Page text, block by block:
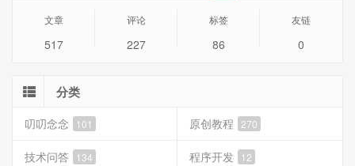
文章
517
评论
227
标签
86
友链
0
分类
叨叨念念 101 原创教程 270
技术问答 134 程序开发 12